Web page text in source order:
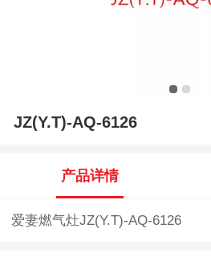
JZ(Y.T)-AQ-6126
产品详情
爱妻燃气灶JZ(Y.T)-AQ-6126